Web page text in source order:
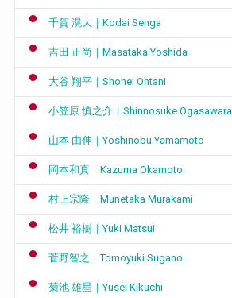
千賀 滉大｜Kodai Senga
吉田 正尚｜Masataka Yoshida
大谷 翔平｜Shohei Ohtani
小笠原 慎之介｜Shinnosuke Ogasawara
山本 由伸｜Yoshinobu Yamamoto
岡本和真｜Kazuma Okamoto
村上宗隆｜Munetaka Murakami
松井 裕樹｜Yuki Matsui
菅野智之｜Tomoyuki Sugano
菊池 雄星｜Yusei Kikuchi